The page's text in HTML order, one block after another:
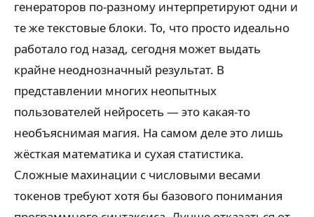
генераторов по-разному интерпретируют одни и
те же текстовые блоки. То, что просто идеально
работало год назад, сегодня может выдать
крайне неоднозначный результат. В
представлении многих неопытных
пользователей нейросеть — это какая-то
необъяснимая магия. На самом деле это лишь
жёсткая математика и сухая статистика.
Сложные махинации с числовыми весами
токенов требуют хотя бы базового понимания